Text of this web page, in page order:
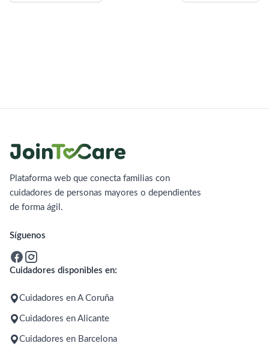
Plataforma web que conecta familias con
cuidadores de personas mayores o dependientes
de forma ágil.
Síguenos
Cuidadores disponibles en:
Cuidadores en A Coruña
Cuidadores en Alicante
Cuidadores en Barcelona